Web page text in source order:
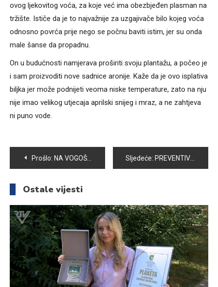
ovog ljekovitog voća, za koje već ima obezbjeđen plasman na
tržište. Ističe da je to najvažnije za uzgajivače bilo kojeg voća
odnosno povrća prije nego se počnu baviti istim, jer su onda
male šanse da propadnu.
On u budućnosti namjerava proširiti svoju plantažu, a počeo je
i sam proizvoditi nove sadnice aronije. Kaže da je ovo isplativa
biljka jer može podnijeti veoma niske temperature, zato na nju
nije imao velikog utjecaja aprilski snijeg i mraz, a ne zahtjeva
ni puno vode.
Navigacija
članaka
Prošlo: NA VOGOŠĆANSKOJ PIJACI DOBRA PONUDA VOĆA I POVRĆA Sljedeće: PREVENTIVNIM PREGLEDIMA STOKE MOGUĆE JE SPRIJEČITI BRUCELOZU
Ostale vijesti